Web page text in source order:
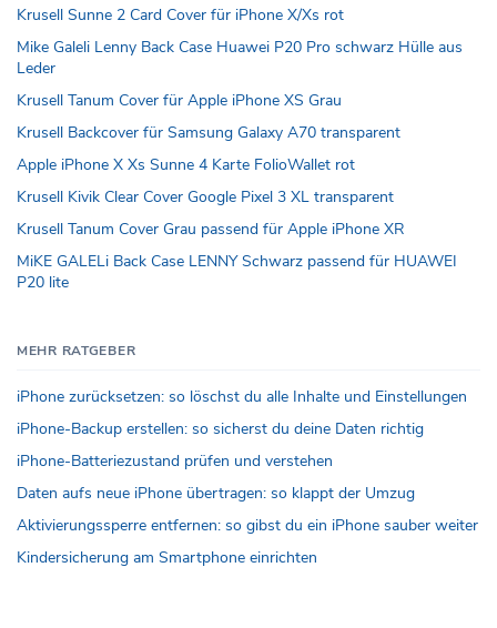
Krusell Sunne 2 Card Cover für iPhone X/Xs rot
Mike Galeli Lenny Back Case Huawei P20 Pro schwarz Hülle aus
Leder
Krusell Tanum Cover für Apple iPhone XS Grau
Krusell Backcover für Samsung Galaxy A70 transparent
Apple iPhone X Xs Sunne 4 Karte FolioWallet rot
Krusell Kivik Clear Cover Google Pixel 3 XL transparent
Krusell Tanum Cover Grau passend für Apple iPhone XR
MiKE GALELi Back Case LENNY Schwarz passend für HUAWEI
P20 lite
MEHR RATGEBER
iPhone zurücksetzen: so löschst du alle Inhalte und Einstellungen
iPhone-Backup erstellen: so sicherst du deine Daten richtig
iPhone-Batteriezustand prüfen und verstehen
Daten aufs neue iPhone übertragen: so klappt der Umzug
Aktivierungssperre entfernen: so gibst du ein iPhone sauber weiter
Kindersicherung am Smartphone einrichten